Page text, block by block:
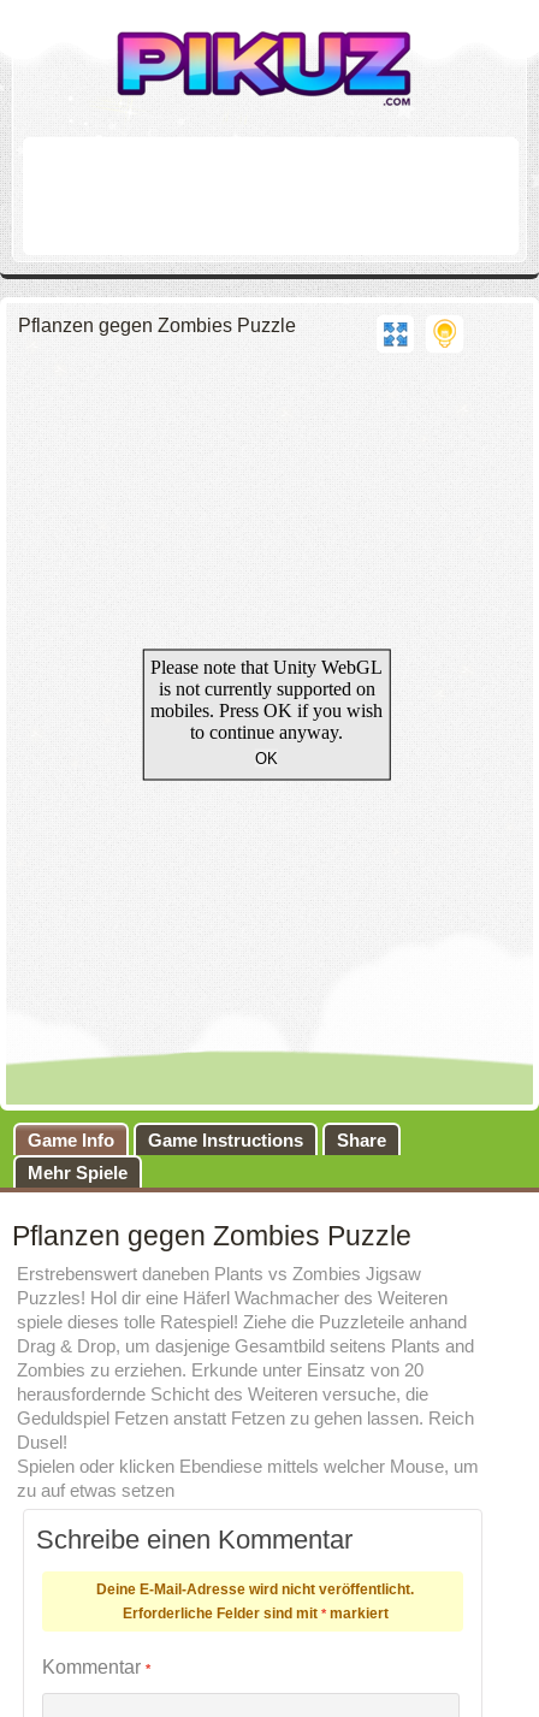
Pflanzen gegen Zombies Puzzle
Game Info Game Instructions
Share
Mehr Spiele
Pflanzen gegen Zombies Puzzle
Erstrebenswert daneben Plants vs Zombies Jigsaw
Puzzles! Hol dir eine Häferl Wachmacher des Weiteren
spiele dieses tolle Ratespiel! Ziehe die Puzzleteile anhand
Drag & Drop, um dasjenige Gesamtbild seitens Plants and
Zombies zu erziehen. Erkunde unter Einsatz von 20
herausfordernde Schicht des Weiteren versuche, die
Geduldspiel Fetzen anstatt Fetzen zu gehen lassen. Reich
Dusel!
Spielen oder klicken Ebendiese mittels welcher Mouse, um
zu auf etwas setzen
Schreibe einen Kommentar
Deine E-Mail-Adresse wird nicht veröffentlicht.
Erforderliche Felder sind mit *markiert
Kommentar *